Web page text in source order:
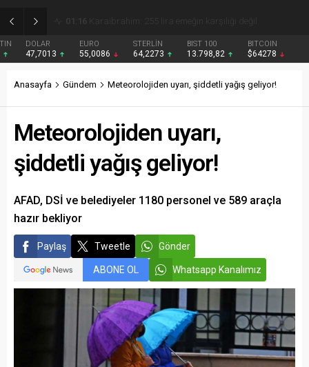
01:15 Gezmiş: 250 liralık fındık fiyatı emeği yok saydı
DOLAR
47,7013
EURO
55,0086
STERLİN
64,2273
BIST 100
13.798,82
BITCOIN
$64278
Anasayfa Gündem Meteorolojiden uyarı, şiddetli yağış geliyor!
Meteorolojiden uyarı,
şiddetli yağış geliyor!
AFAD, DSİ ve belediyeler 1180 personel ve 589 araçla
hazır bekliyor
Paylaş Tweetle Gönder
ABONE OL Whatsapp Kanalımız